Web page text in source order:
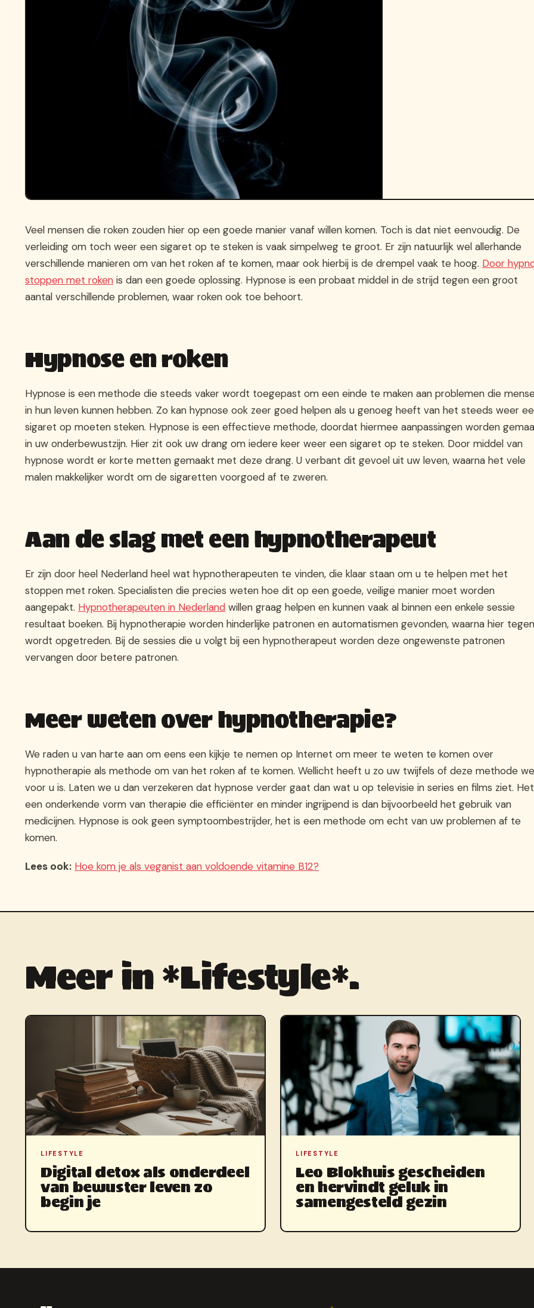
Veel mensen die roken zouden hier op een goede manier vanaf willen komen. Toch is dat niet eenvoudig. De
verleiding om toch weer een sigaret op te steken is vaak simpelweg te groot. Er zijn natuurlijk wel allerhande
verschillende manieren om van het roken af te komen, maar ook hierbij is de drempel vaak te hoog. Door
stoppen met roken is dan een goede oplossing. Hypnose is een probaat middel in de strijd tegen een groot
aantal verschillende problemen, waar roken ook toe behoort.
Hypnose en roken
Hypnose is een methode die steeds vaker wordt toegepast om een einde te maken aan problemen die
in hun leven kunnen hebben. Zo kan hypnose ook zeer goed helpen als u genoeg heeft van het steeds weer
sigaret op moeten steken. Hypnose is een effectieve methode, doordat hiermee aanpassingen worden
in uw onderbewustzijn. Hier zit ook uw drang om iedere keer weer een sigaret op te steken. Door middel van
hypnose wordt er korte metten gemaakt met deze drang. U verbant dit gevoel uit uw leven, waarna het vele
malen makkelijker wordt om de sigaretten voorgoed af te zweren.
Aan de slag met een hypnotherapeut
Er zijn door heel Nederland heel wat hypnotherapeuten te vinden, die klaar staan om u te helpen met het
stoppen met roken. Specialisten die precies weten hoe dit op een goede, veilige manier moet worden
aangepakt. Hypnotherapeuten in Nederland willen graag helpen en kunnen vaak al binnen een enkele sessie
resultaat boeken. Bij hypnotherapie worden hinderlijke patronen en automatismen gevonden, waarna hier tegen
wordt opgetreden. Bij de sessies die u volgt bij een hypnotherapeut worden deze ongewenste patronen
vervangen door betere patronen.
Meer weten over hypnotherapie?
We raden u van harte aan om eens een kijkje te nemen op Internet om meer te weten te komen over
hypnotherapie als methode om van het roken af te komen. Wellicht heeft u zo uw twijfels of deze methode
voor u is. Laten we u dan verzekeren dat hypnose verder gaat dan wat u op televisie in series en films ziet.
een onderkende vorm van therapie die efficiënter en minder ingrijpend is dan bijvoorbeeld het gebruik van
medicijnen. Hypnose is ook geen symptoombestrijder, het is een methode om echt van uw problemen af te
komen.
Lees ook: Hoe kom je als veganist aan voldoende vitamine B12?
Meer in *Lifestyle*.
LIFESTYLE
Digital detox als onderdeel
van bewuster leven zo
begin je
LIFESTYLE
Leo Blokhuis gescheiden
en hervindt geluk in
samengesteld gezin